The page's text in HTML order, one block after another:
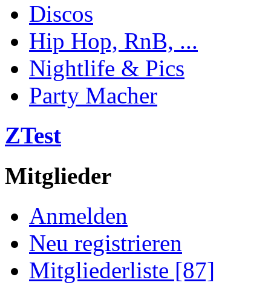
Discos
Hip Hop, RnB, ...
Nightlife & Pics
Party Macher
ZTest
Mitglieder
Anmelden
Neu registrieren
Mitgliederliste [87]